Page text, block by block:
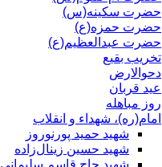
حضرت سکینه(س)
حضرت حمزه(ع)
حضرت عبدالعظیم(ع)
تخریب بقیع
دحوالارض
عید قربان
روز مباهله
امام(ره)، شهداء و انقلاب
شهید حمید پورنوروز
شهید حسین زینال‌زاده
شهید حاج قاسم سلیمانی